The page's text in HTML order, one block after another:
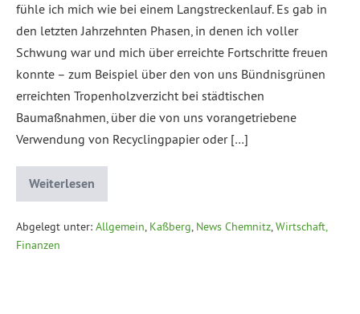
fühle ich mich wie bei einem Langstreckenlauf. Es gab in
den letzten Jahrzehnten Phasen, in denen ich voller
Schwung war und mich über erreichte Fortschritte freuen
konnte – zum Beispiel über den von uns Bündnisgrünen
erreichten Tropenholzverzicht bei städtischen
Baumaßnahmen, über die von uns vorangetriebene
Verwendung von Recyclingpapier oder […]
Weiterlesen
Abgelegt unter: Allgemein, Kaßberg, News Chemnitz,Wirtschaft,
Finanzen